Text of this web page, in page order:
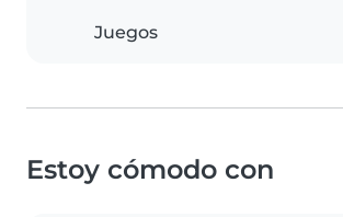
Juegos
Estoy cómodo con